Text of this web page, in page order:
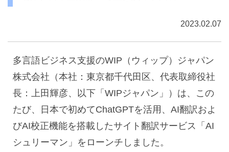
2023.02.07
多言語ビジネス支援のWIP （ウィップ）ジャパン
株式会社（本社：東京都千代田区、代表取締役社
長：上田輝彦、以下「 WIPジャパン」）は、この
たび、日本で初めてChatGPTを活用、 AI翻訳およ
びAI校正機能を搭載したサイト翻訳サービス「 AI
シュリーマン」をローンチしました。